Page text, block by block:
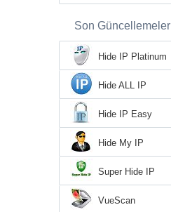
Son Güncellemeler
Hide IP Platinum
Hide ALL IP
Hide IP Easy
Hide My IP
Super Hide IP
VueScan